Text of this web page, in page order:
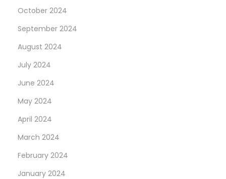
October 2024
September 2024
August 2024
July 2024
June 2024
May 2024
April 2024
March 2024
February 2024
January 2024